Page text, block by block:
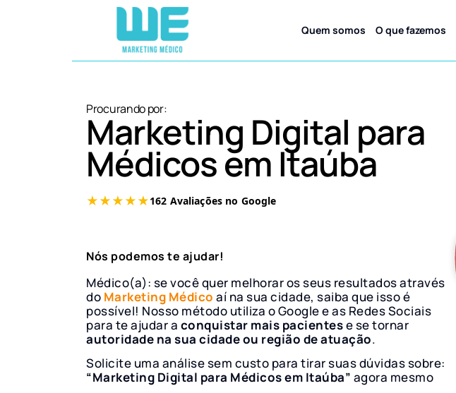
Quem somos O que fazemos
Procurando por:
Marketing Digital para
Médicos em Itaúba
Nós podemos te ajudar!
Médico(a): se você quer melhorar os seus resultados através
do Marketing Médico aí na sua cidade, saiba que isso é
possível! Nosso método utiliza o Google e as Redes Sociais
para te ajudar a conquistar mais pacientese se tornar
autoridade na sua cidade ou região de atuação.
Solicite uma análise sem custo para tirar suas dúvidas sobre:
“Marketing Digital para Médicos em Itaúba” agora mesmo